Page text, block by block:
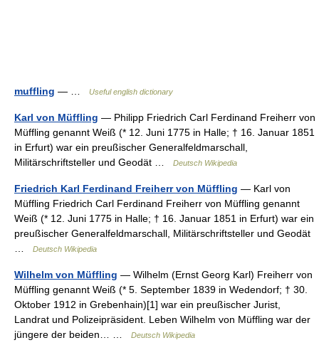
muffling — … Useful english dictionary
Karl von Müffling — Philipp Friedrich Carl Ferdinand Freiherr von
Müffling genannt Weiß (* 12. Juni 1775 in Halle; † 16. Januar 1851
in Erfurt) war ein preußischer Generalfeldmarschall,
Militärschriftsteller und Geodät …
Deutsch Wikipedia
Friedrich Karl Ferdinand Freiherr von Müffling — Karl von
Müffling Friedrich Carl Ferdinand Freiherr von Müffling genannt
Weiß (* 12. Juni 1775 in Halle; † 16. Januar 1851 in Erfurt) war ein
preußischer Generalfeldmarschall, Militärschriftsteller und Geodät
Deutsch Wikipedia
Wilhelm von Müffling — Wilhelm (Ernst Georg Karl) Freiherr von
Müffling genannt Weiß (* 5. September 1839 in Wedendorf; † 30.
Oktober 1912 in Grebenhain)[1] war ein preußischer Jurist,
Landrat und Polizeipräsident. Leben Wilhelm von Müffling war der
jüngere der beiden… …
Deutsch Wikipedia